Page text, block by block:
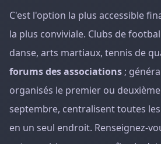
C'est l'option la plus accessible
la plus conviviale. Clubs de
danse, arts martiaux, tennis de
forums des associations ;
organisés le premier ou
septembre, centralisent toutes
en un seul endroit. Renseignez-